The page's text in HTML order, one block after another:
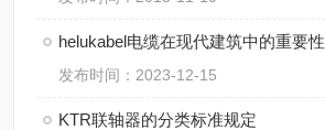
helukabel电缆在现代建筑中的重要性
发布时间：2023-12-15
KTR联轴器的分类标准规定